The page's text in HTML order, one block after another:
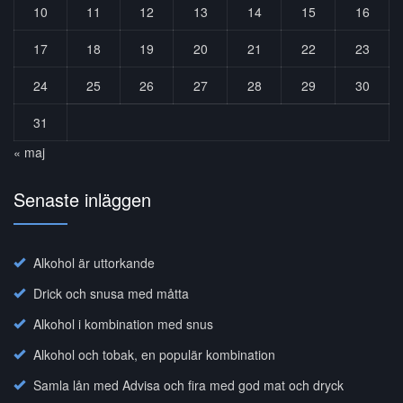
10 11 12 13 14 15 16
17 18 19 20 21 22 23
24 25 26 27 28 29 30
31
« maj
Senaste inläggen
Alkohol är uttorkande
Drick och snusa med måtta
Alkohol i kombination med snus
Alkohol och tobak, en populär kombination
Samla lån med Advisa och fira med god mat och dryck